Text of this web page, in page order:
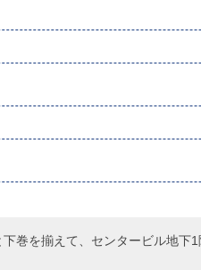
巻を揃えて、センタービル地下